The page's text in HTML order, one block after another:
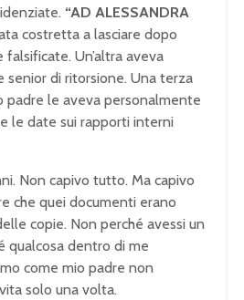
“AD ALESSANDRA
costretta a lasciare dopo
Un’altra aveva
senior di ritorsione. Una terza
padre le aveva personalmente
le date sui rapporti interni
Non capivo tutto. Ma capivo
che quei documenti erano
copie. Non perché avessi un
qualcosa dentro di me
come mio padre non
solo una volta.